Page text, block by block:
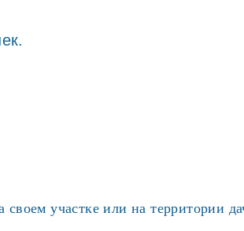
участке или на территории